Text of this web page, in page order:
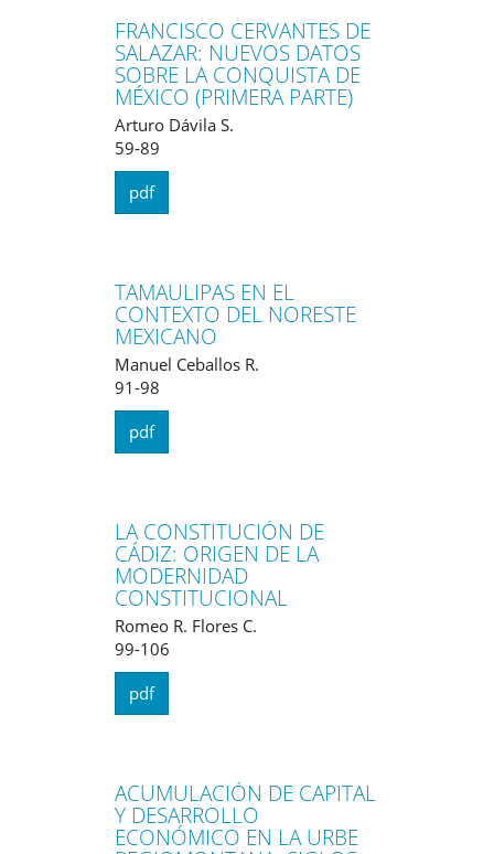
FRANCISCO CERVANTES DE
SALAZAR: NUEVOS DATOS
SOBRE LA CONQUISTA DE
MÉXICO (PRIMERA PARTE)
Arturo Dávila S.
59-89
pdf
TAMAULIPAS EN EL
CONTEXTO DEL NORESTE
MEXICANO
Manuel Ceballos R.
91-98
pdf
LA CONSTITUCIÓN DE
CÁDIZ: ORIGEN DE LA
MODERNIDAD
CONSTITUCIONAL
Romeo R. Flores C.
99-106
pdf
ACUMULACIÓN DE CAPITAL
Y DESARROLLO
ECONÓMICO EN LA URBE